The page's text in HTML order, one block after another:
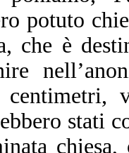
potuto
che è
stati